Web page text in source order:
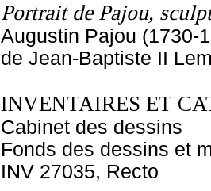
Portrait de Pajou,
Augustin Pajou (1730-
de Jean-Baptiste II
INVENTAIRES ET
Cabinet des dessins
Fonds des dessins et
INV 27035, Recto